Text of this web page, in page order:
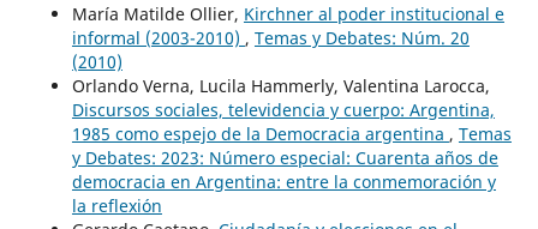
María Matilde Ollier, Kirchner al poder institucional e
informal (2003-2010) , Temas y Debates: Núm. 20
(2010)
Orlando Verna, Lucila Hammerly, Valentina Larocca,
Discursos sociales, televidencia y cuerpo: Argentina,
1985 como espejo de la Democracia argentina , Temas
y Debates: 2023: Número especial: Cuarenta años de
democracia en Argentina: entre la conmemoración y
la reflexión